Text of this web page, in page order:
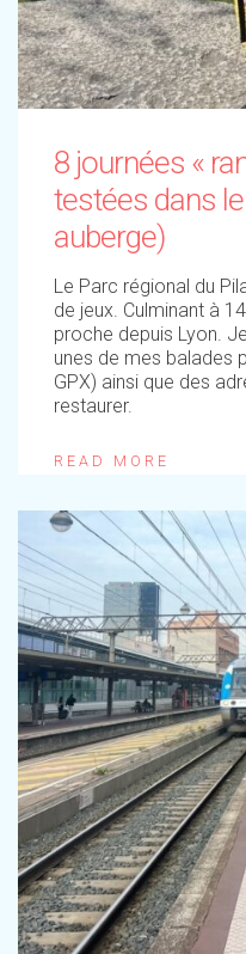
8 journées «
testées dans
auberge)
Le Parc régional du
de jeux. Culminant à
proche depuis Lyon.
unes de mes balades
GPX) ainsi que des
restaurer.
READ MORE